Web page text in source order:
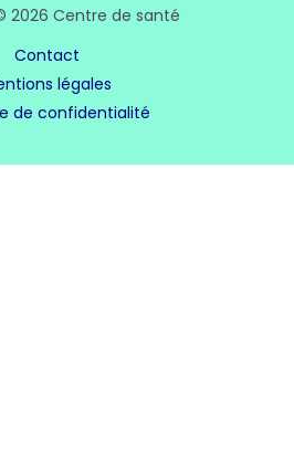
2026 Centre de santé
Contact
légales
de confidentialité